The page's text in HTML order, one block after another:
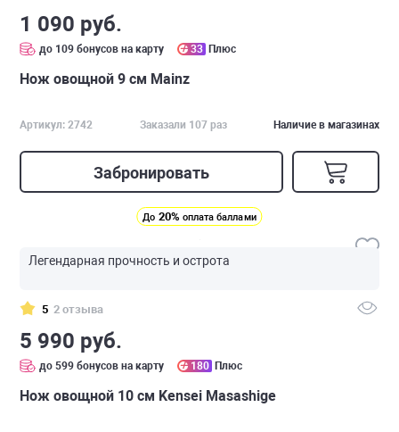
1 090 руб.
до 109 бонусов на карту 33 Плюс
Нож овощной 9 см Mainz
Артикул: 2742 Заказали 107 раз Наличие в магазинах
Забронировать
До 20% оплата баллами
Легендарная прочность и острота
5 2 отзыва
5 990 руб.
до 599 бонусов на карту 180 Плюс
Нож овощной 10 см Kensei Masashige